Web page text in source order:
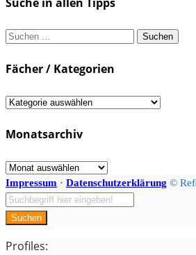
Suchen
Fächer / Kategorien
Fächer
Kategorien
Monatsarchiv
Monatsarchiv
Impressum · Datenschutzerklärung ©
Suchen
Profiles: